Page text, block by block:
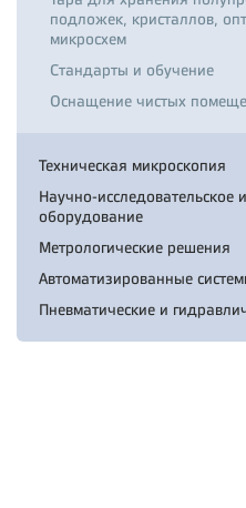
подложек, кристаллов,
микросхем
Стандарты и обучение
Оснащение чистых
Техническая микроскопия
Научно-исследовательское
оборудование
Метрологические решения
Автоматизированные
Пневматические и